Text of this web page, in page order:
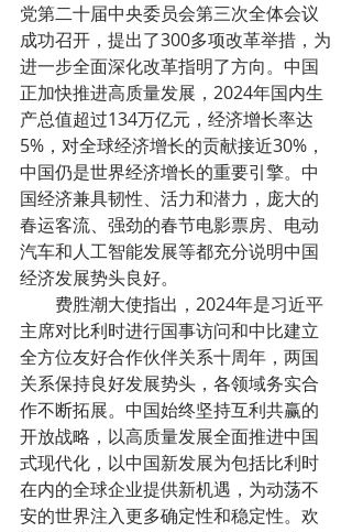
党第二十届中央委员会第三次全体会议
成功召开，提出了300多项改革举措，为
进一步全面深化改革指明了方向。中国
正加快推进高质量发展，2024年国内生
产总值超过134万亿元，经济增长率达
5%，对全球经济增长的贡献接近30%，
中国仍是世界经济增长的重要引擎。中
国经济兼具韧性、活力和潜力，庞大的
春运客流、强劲的春节电影票房、电动
汽车和人工智能发展等都充分说明中国
经济发展势头良好。
主席对比利时进行国事访问和中比建立
全方位友好合作伙伴关系十周年，两国
关系保持良好发展势头，各领域务实合
作不断拓展。中国始终坚持互利共赢的
开放战略，以高质量发展全面推进中国
式现代化，以中国新发展为包括比利时
在内的全球企业提供新机遇，为动荡不
安的世界注入更多确定性和稳定性。欢